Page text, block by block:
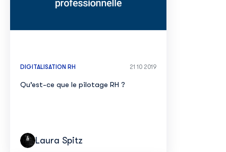
DIGITALISATION RH 21 10 2019
Qu’est-ce que le pilotage RH ?
Laura Spitz